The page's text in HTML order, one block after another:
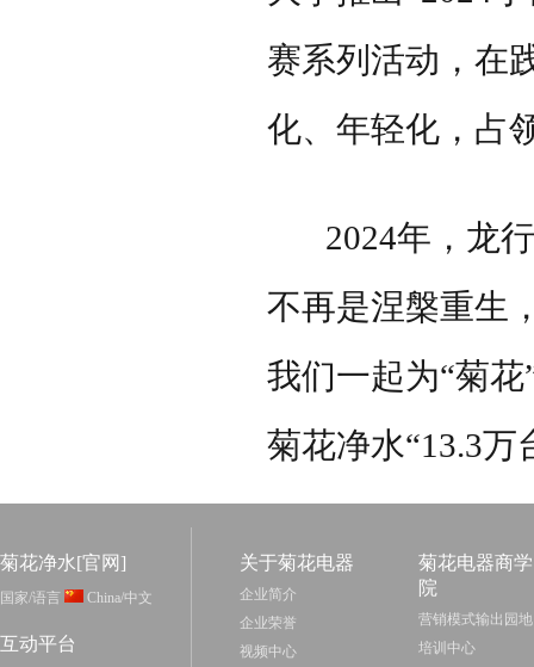
赛系列活动，在
化、年轻化，占
2024年，龙
不再是涅槃重生
我们一起为“菊花
菊花净水“13.3万
菊花净水[官网]
国家/语言 China/中文
互动平台
关于菊花电器
企业简介
企业荣誉
视频中心
菊花电器商学
院
营销模式输出园地
培训中心